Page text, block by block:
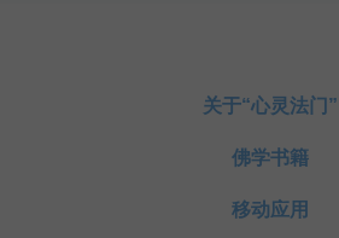
关于“心灵法门”
佛学书籍
移动应用